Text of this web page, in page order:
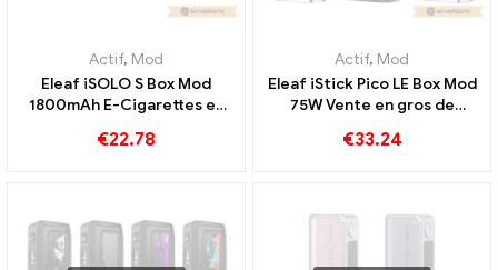
Actif, Mod
Eleaf iSOLO S Box Mod
1800mAh E-Cigarettes en
€22.78
Actif, Mod
Eleaf iStick Pico LE Box Mod
75W Vente en gros de
Personnalisée
€33.24